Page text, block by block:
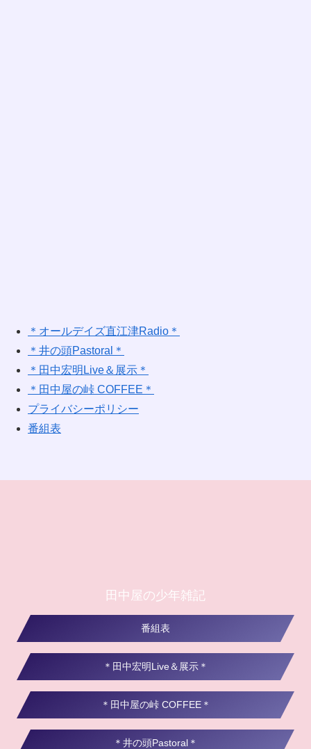
＊オールデイズ直江津Radio＊
＊井の頭Pastoral＊
＊田中宏明Live＆展示＊
＊田中屋の峠 COFFEE＊
プライバシーポリシー
番組表
田中屋の少年雑記
番組表
＊田中宏明Live＆展示＊
＊田中屋の峠 COFFEE＊
＊井の頭Pastoral＊